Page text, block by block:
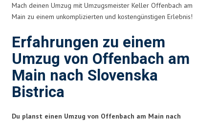
Mach deinen Umzug mit Umzugsmeister Keller Offenbach am
Main zu einem unkomplizierten und kostengünstigen Erlebnis!
Erfahrungen zu einem
Umzug von Offenbach am
Main nach Slovenska
Bistrica
Du planst einen Umzug von Offenbach am Main nach